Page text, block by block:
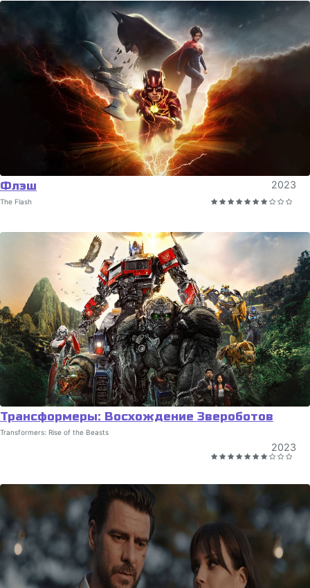
Флэш 2023
The Flash
Трансформеры: Восхождение Звероботов
2023
Transformers: Rise of the Beasts